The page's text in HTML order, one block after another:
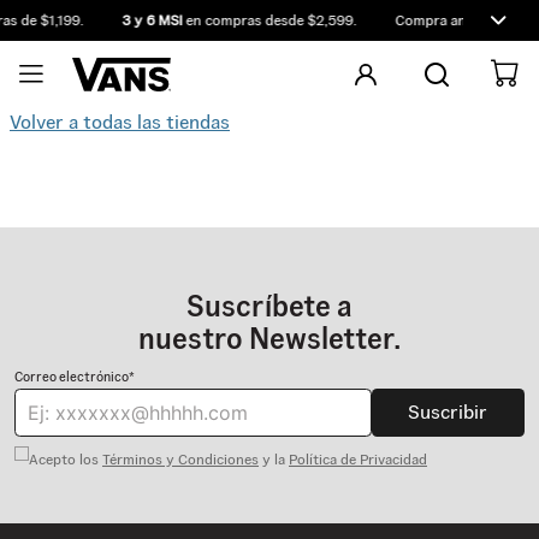
de $1,199. 3 y 6 MSIen compras desde $2,599. Compra antes de las
Volver a todas las tiendas
Suscríbete a
nuestro Newsletter.
Correo electrónico*
Suscribir
Acepto los Términos y Condiciones y la Política de Privacidad